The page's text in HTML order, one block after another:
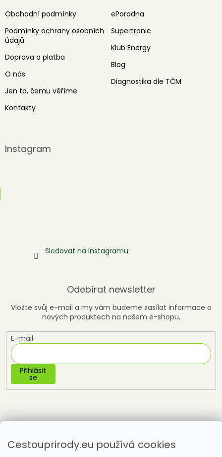
Cestouprirody.eu používá cookies
Obchodní podmínky
Podmínky ochrany osobních
údajů
Doprava a platba
O nás
Jen to, čemu věříme
Kontakty
ePoradna
Supertronic
Klub Energy
Blog
Diagnostika dle TČM
Instagram
Sledovat na Instagramu
Odebírat newsletter
Vložte svůj e-mail a my vám budeme zasílat informace o
nových produktech na našem e-shopu.
E-mail
Přihlásit
se